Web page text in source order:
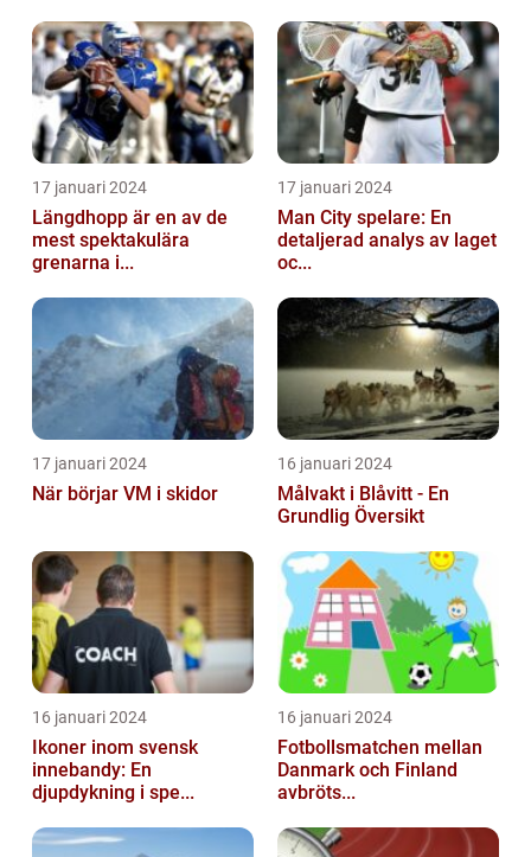
17 januari 2024
Längdhopp är en av de
mest spektakulära
grenarna i...
17 januari 2024
Man City spelare: En
detaljerad analys av laget
oc...
17 januari 2024
När börjar VM i skidor
16 januari 2024
Målvakt i Blåvitt - En
Grundlig Översikt
16 januari 2024
Ikoner inom svensk
innebandy: En
djupdykning i spe...
16 januari 2024
Fotbollsmatchen mellan
Danmark och Finland
avbröts...